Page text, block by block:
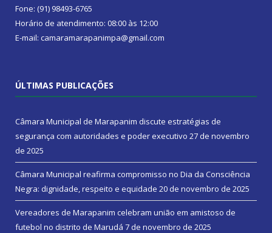
Fone: (91) 98493-6765
Horário de atendimento: 08:00 às 12:00
E-mail: camaramarapanimpa@gmail.com
ÚLTIMAS PUBLICAÇÕES
Câmara Municipal de Marapanim discute estratégias de
segurança com autoridades e poder executivo 27 de novembro
de 2025
Câmara Municipal reafirma compromisso no Dia da Consciência
Negra: dignidade, respeito e equidade 20 de novembro de 2025
Vereadores de Marapanim celebram união em amistoso de
futebol no distrito de Marudá 7 de novembro de 2025